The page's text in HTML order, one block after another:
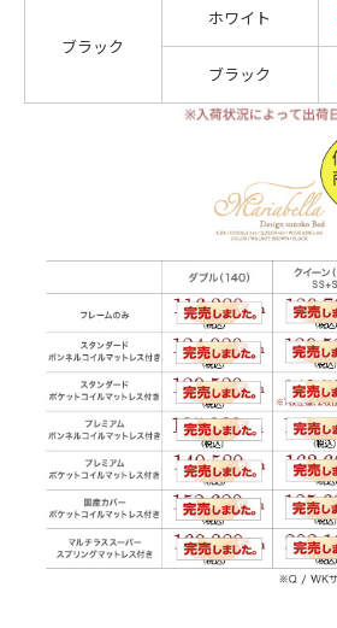
ブラック
ホワイト
ブラック